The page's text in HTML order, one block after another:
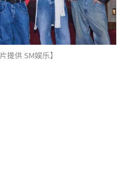
提供 SM娱乐】